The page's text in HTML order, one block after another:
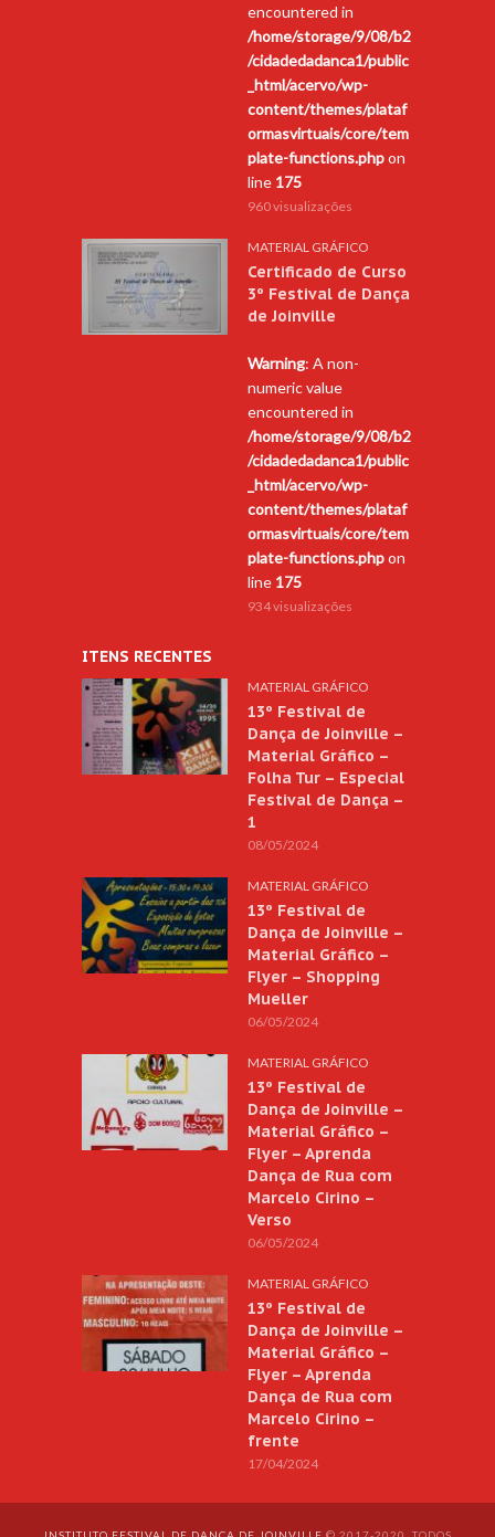
encountered in
/home/storage/9/08/b2
/cidadedadanca1/public
_html/acervo/wp-
content/themes/plataf
ormasvirtuais/core/tem
plate-functions.phpon
line 175
960 visualizações
MATERIAL GRÁFICO
Certificado de Curso
3º Festival de Dança
de Joinville
Warning: A non-
numeric value
encountered in
/home/storage/9/08/b2
/cidadedadanca1/public
_html/acervo/wp-
content/themes/plataf
ormasvirtuais/core/tem
plate-functions.phpon
line 175
934 visualizações
ITENS RECENTES
MATERIAL GRÁFICO
13º Festival de
Dança de Joinville –
Material Gráfico –
Folha Tur – Especial
Festival de Dança –
1
08/05/2024
MATERIAL GRÁFICO
13º Festival de
Dança de Joinville –
Material Gráfico –
Flyer – Shopping
Mueller
06/05/2024
MATERIAL GRÁFICO
13º Festival de
Dança de Joinville –
Material Gráfico –
Flyer – Aprenda
Dança de Rua com
Marcelo Cirino –
Verso
06/05/2024
MATERIAL GRÁFICO
13º Festival de
Dança de Joinville –
Material Gráfico –
Flyer – Aprenda
Dança de Rua com
Marcelo Cirino –
frente
17/04/2024